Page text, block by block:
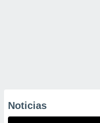
Noticias